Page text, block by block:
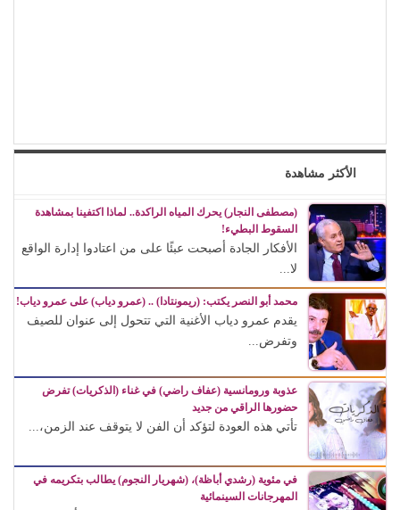
الأكثر مشاهدة
(مصطفى النجار) يحرك المياه الراكدة.. لماذا اكتفينا بمشاهدة
السقوط البطيء!
الأفكار الجادة أصبحت عبئًا على من اعتادوا إدارة الواقع
لا...
محمد أبو النصر يكتب: (ريمونتادا) .. (عمرو دياب) على عمرو دياب!
يقدم عمرو دياب الأغنية التي تتحول إلى عنوان للصيف
وتفرض...
عذوبة ورومانسية (عفاف راضي) في غناء (الذكريات) تفرض
حضورها الراقي من جديد
تأتي هذه العودة لتؤكد أن الفن لا يتوقف عند الزمن،...
في مئوية (رشدي أباظة)، (شهريار النجوم) يطالب بتكريمه في
المهرجانات السينمائية